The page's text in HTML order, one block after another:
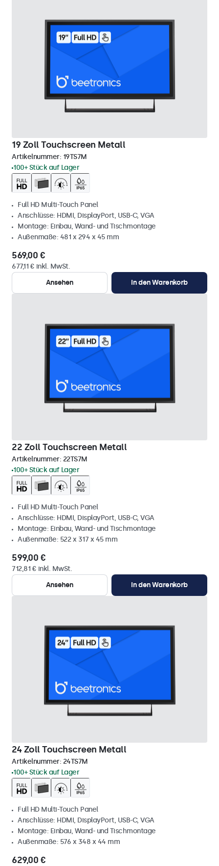
19 Zoll Touchscreen Metall
Artikelnummer: 19TS7M
100+ Stück auf Lager
Full HD Multi-Touch Panel
Anschlüsse: HDMI, DisplayPort, USB-C, VGA
Montage: Einbau, Wand- und Tischmontage
Außenmaße: 481 x 294 x 45 mm
569,00 €
677,11 € inkl. MwSt.
Ansehen
In den Warenkorb
22 Zoll Touchscreen Metall
Artikelnummer: 22TS7M
100+ Stück auf Lager
Full HD Multi-Touch Panel
Anschlüsse: HDMI, DisplayPort, USB-C, VGA
Montage: Einbau, Wand- und Tischmontage
Außenmaße: 522 x 317 x 45 mm
599,00 €
712,81 € inkl. MwSt.
Ansehen
In den Warenkorb
24 Zoll Touchscreen Metall
Artikelnummer: 24TS7M
100+ Stück auf Lager
Full HD Multi-Touch Panel
Anschlüsse: HDMI, DisplayPort, USB-C, VGA
Montage: Einbau, Wand- und Tischmontage
Außenmaße: 576 x 348 x 44 mm
629,00 €